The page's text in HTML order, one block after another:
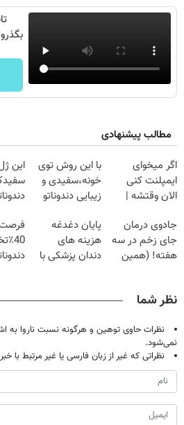
مطالب پیشنهادی
اگر میخوای
ایمپلنت کنی
الان وقتشه |
میلیون تومان!!!
با این روش توی
خونه،سفیدی و
زیبایی دندوناتو
(40%off)
این
میکنه
(40%تخفیف)
جادوی درمان
جای زخم در سه
هفته! (همین
پایان دغدغه
هزینه های
دندان پزشکی با
فرصت
نظر شما
نظرات حاوی توهین و هرگونه نسبت ناروا
نمی‌شود.
نظراتی که غیر از زبان فارسی یا غیر مرتبط با